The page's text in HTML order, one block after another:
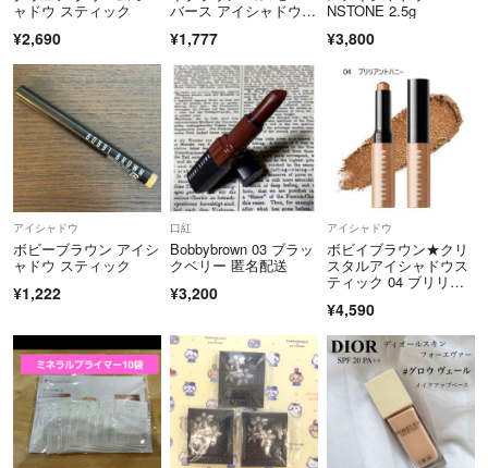
ャドウ スティック
¥2,690
バース アイシャドウパ
¥1,777
NSTONE 2.5g
¥3,800
アイシャドウ
ボビーブラウン アイシ
ャドウ スティック
¥1,222
口紅
Bobbybrown 03 ブラッ
クベリー 匿名配送
¥3,200
アイシャドウ
ボビイブラウン★クリ
スタルアイシャドウス
ティック 04 ブリリア
¥4,590